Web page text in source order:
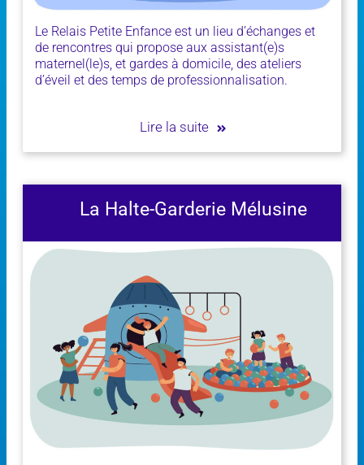
Le Relais Petite Enfance est un lieu d’échanges et
de rencontres qui propose aux assistant(e)s
maternel(le)s, et gardes à domicile, des ateliers
d’éveil et des temps de professionnalisation.
Lire la suite
La Halte-Garderie Mélusine